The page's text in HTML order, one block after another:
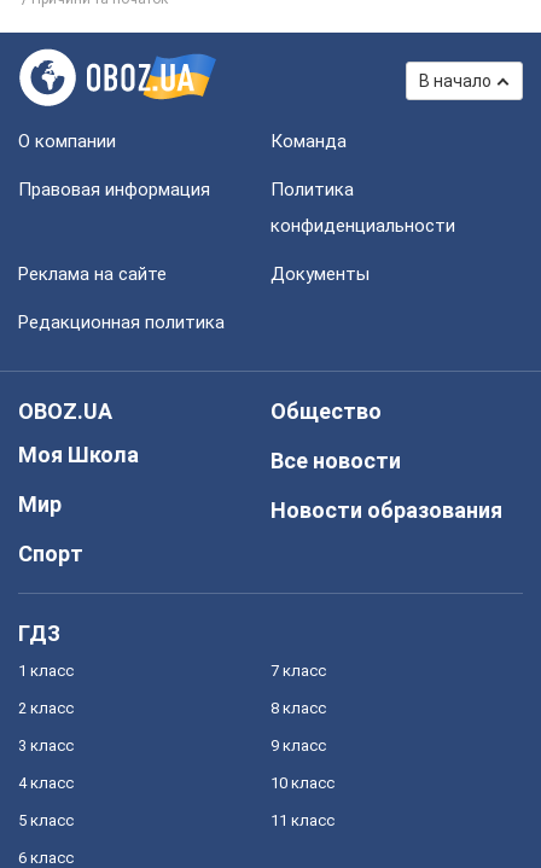
В начало
О компании Команда
Правовая информация
Политика
конфиденциальности
Реклама на сайте Документы
Редакционная политика
OBOZ.UA
Моя Школа
Мир
Спорт
Общество
Все новости
Новости образования
ГДЗ
1 класс
2 класс
3 класс
4 класс
5 класс
6 класс
7 класс
8 класс
9 класс
10 класс
11 класс